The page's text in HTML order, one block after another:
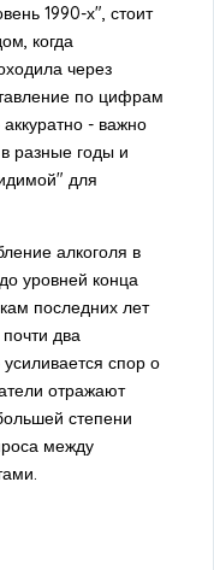
1990-х", стоит
когда
через
по цифрам
- важно
разные годы и
для
алкоголя в
уровней конца
последних лет
два
спор о
отражают
степени
между